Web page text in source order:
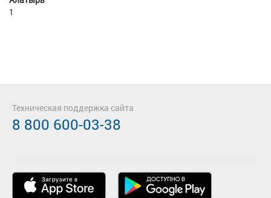
1
Техническая поддержка сайта
8 800 600-03-38